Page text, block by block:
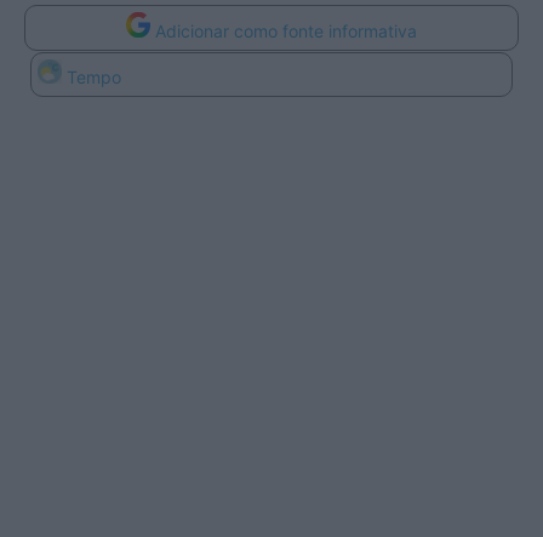
Adicionar como fonte informativa
Tempo